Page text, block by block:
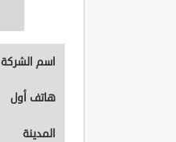
اسم الشركة
هاتف أول
المدينة